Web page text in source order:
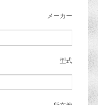
メーカー
型式